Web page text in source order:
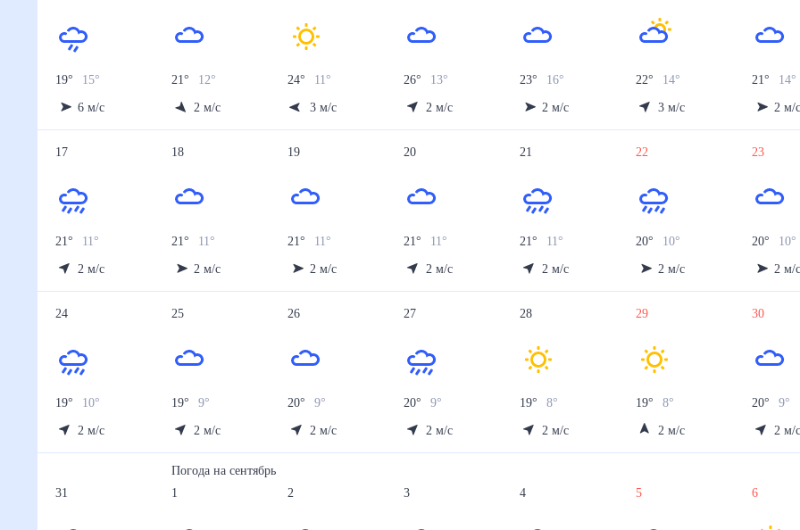
19° 15°
6 м/с
21° 12°
2 м/с
24° 11°
3 м/с
26° 13°
2 м/с
23° 16°
2 м/с
22° 14°
3 м/с
21° 14°
2 м/
17
21° 11°
2 м/с
18
21° 11°
2 м/с
19
21° 11°
2 м/с
20
21° 11°
2 м/с
21
21° 11°
2 м/с
22
20° 10°
2 м/с
23
20° 10°
2 м/
24
19° 10°
2 м/с
25
19° 9°
2 м/с
26
20° 9
2 м/с
27
20° 9
2 м/с
28
19° 8°
2 м/с
29
19° 8°
2 м/с
30
20° 9
2 м/
31
Погода насентябрь
1
2 3 4 5 6